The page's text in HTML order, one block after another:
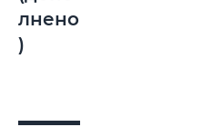
лнено
)